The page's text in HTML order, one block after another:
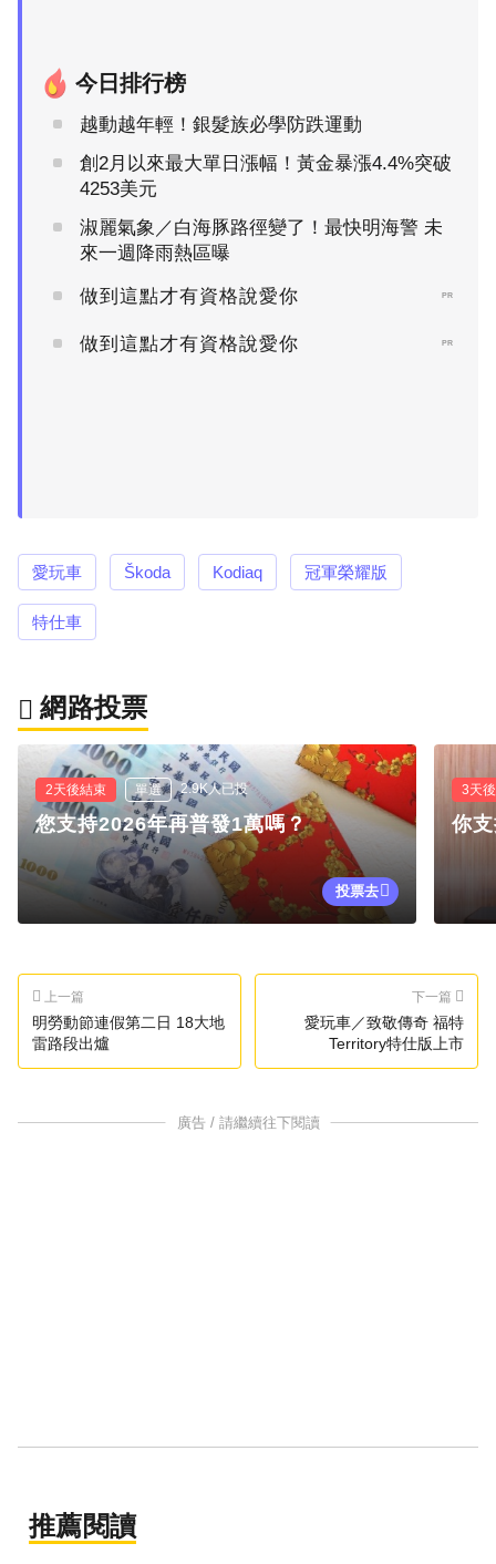
今日排行榜
越動越年輕！銀髮族必學防跌運動
創2月以來最大單日漲幅！黃金暴漲4.4%突破
4253美元
淑麗氣象／白海豚路徑變了！最快明海警 未
來一週降雨熱區曝
做到這點才有資格說愛你 PR
做到這點才有資格說愛你 PR
愛玩車 Škoda Kodiaq 冠軍榮耀版
特仕車
網路投票
2天後結束 單選 2.9K人已投
您支持2026年再普發1萬嗎？
投票去
3天
你
上一篇
明勞動節連假第二日 18大地
雷路段出爐
下一篇
愛玩車／致敬傳奇 福特
Territory特仕版上市
廣告 / 請繼續往下閱讀
推薦閱讀